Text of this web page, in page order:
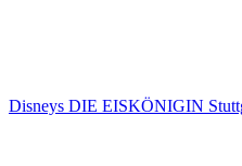
Disneys DIE EISKÖNIGIN